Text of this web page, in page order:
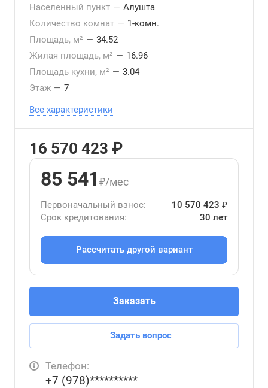
Населенный пункт — Алушта
Количество комнат — 1-комн.
Площадь, м² — 34.52
Жилая площадь, м² — 16.96
Площадь кухни, м² — 3.04
Этаж — 7
Все характеристики
16 570 423 ₽
85 541 ₽/мес
Первоначальный взнос:
10 570 423 ₽
Срок кредитования:
30 лет
Рассчитать другой вариант
Заказать
Задать вопрос
Телефон:
+7 (978)**********